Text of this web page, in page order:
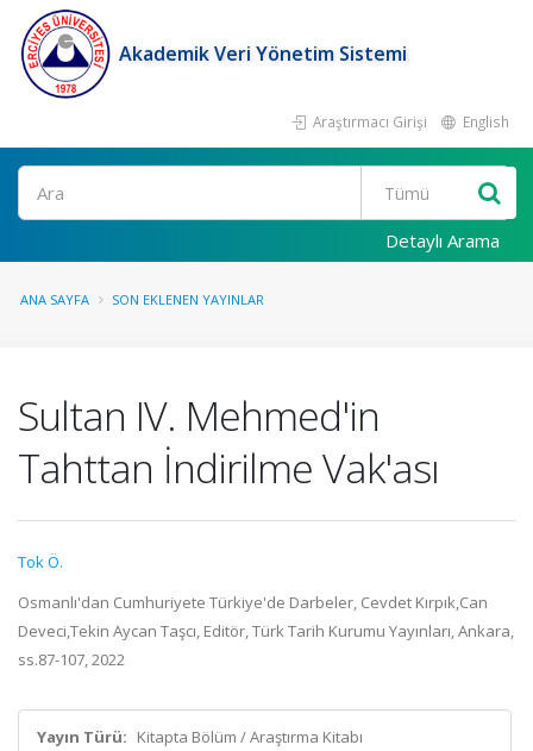
Akademik Veri Yönetim Sistemi
Araştırmacı Girişi English
Ara
Detaylı Arama
ANA SAYFA SON EKLENEN YAYINLAR
Sultan IV. Mehmed'in
Tahttan İndirilme Vak'ası
Tok Ö.
Osmanlı'dan Cumhuriyete Türkiye'de Darbeler, Cevdet Kırpık,Can
Deveci,Tekin Aycan Taşcı, Editör, Türk Tarih Kurumu Yayınları, Ankara,
ss.87-107, 2022
Yayın Türü: Kitapta Bölüm / Araştırma Kitabı